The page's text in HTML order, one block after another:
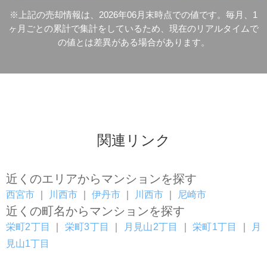
※上記の売却情報は、2026年06月末時点での値です。毎月、1
ヶ月ごとの累計で集計をしているため、現在のリアルタイムで
の値とは差異がある場合があります。
関連リンク
近くのエリアからマンションを探す
西宮市 川西市 伊丹市 川西市 尼崎市
近くの町名からマンションを探す
栄町2丁目 栄町3丁目 月見山2丁目 ｜栄町1丁目
月
見山1丁目